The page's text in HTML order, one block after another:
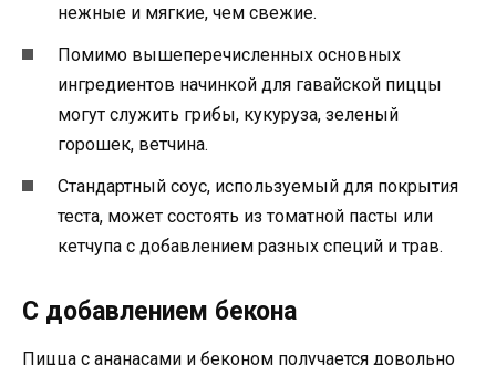
нежные и мягкие, чем свежие.
Помимо вышеперечисленных основных
ингредиентов начинкой для гавайской пиццы
могут служить грибы, кукуруза, зеленый
горошек, ветчина.
Стандартный соус, используемый для покрытия
теста, может состоять из томатной пасты или
кетчупа с добавлением разных специй и трав.
С добавлением бекона
Пицца с ананасами и беконом получается довольно